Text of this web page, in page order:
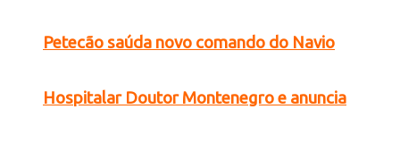
Petecão saúda novo comando do Navio
Hospitalar Doutor Montenegro e anuncia